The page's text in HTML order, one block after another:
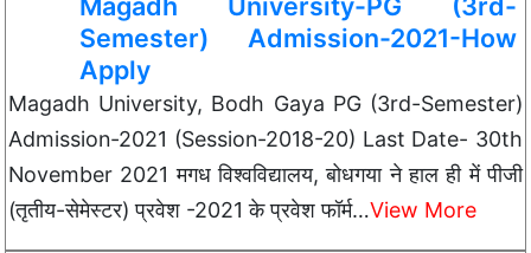
Semester) Admission-2021-How
Apply
Magadh University, Bodh Gaya PG (3rd-Semester)
Admission-2021 (Session-2018-20) Last Date- 30th
November 2021 मगध विश्वविद्यालय, बोधगया ने हाल ही में पीजी
(तृतीय-सेमेस्टर) प्रवेश -2021 के प्रवेश फॉर्म…View More